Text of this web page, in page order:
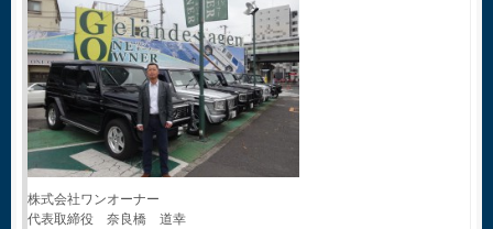
株式会社ワンオーナー
代表取締役 奈良橋 道幸